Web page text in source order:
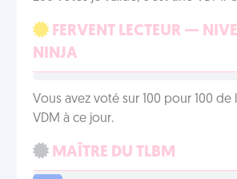
FERVENT LECTEUR —
NINJA
Vous avez voté sur 100 pour 100 de
VDM à ce jour.
MAÎTRE DU TLBM